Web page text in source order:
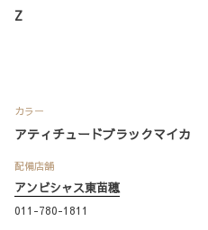
Z
カラー
アティチュードブラックマイカ
配備店舗
アンビシャス東苗穂
011-780-1811